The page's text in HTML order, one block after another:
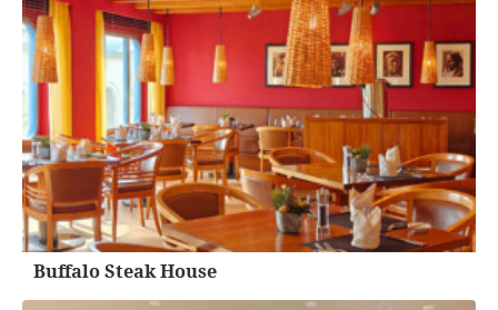
Buffalo Steak House